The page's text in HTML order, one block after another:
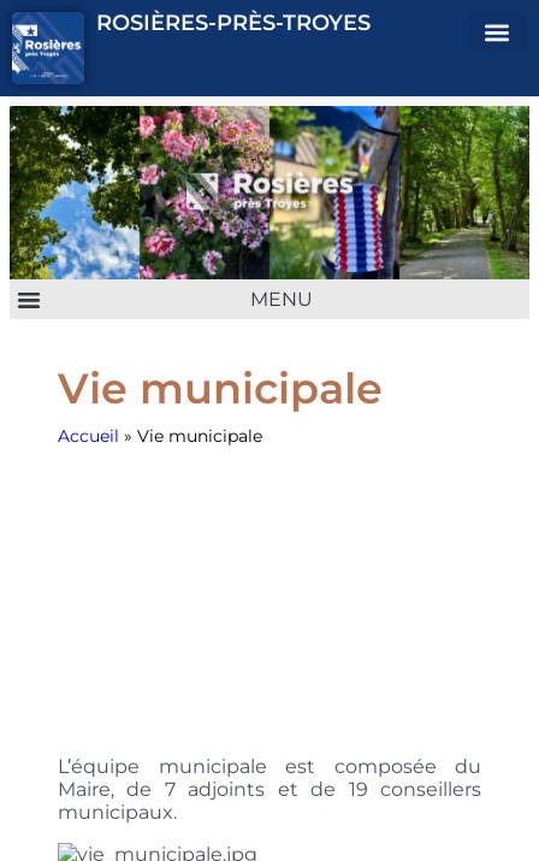
ROSIÈRES-PRÈS-TROYES
Vie municipale
Accueil » Vie municipale
L’équipe municipale est composée du
Maire, de 7 adjoints et de 19 conseillers
municipaux.